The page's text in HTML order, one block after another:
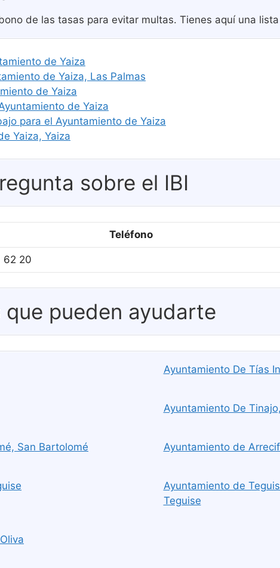
de las tasas para evitar multas. Tienes aquí una
de Yaiza
de Yaiza, Las Palmas
de Yaiza
de Yaiza
para el Ayuntamiento de Yaiza
Yaiza, Yaiza
sobre el IBI
Teléfono
62 20
pueden ayudarte
Ayuntamiento De Tías
Ayuntamiento De
San Bartolomé Ayuntamiento de
Ayuntamiento de
Teguise